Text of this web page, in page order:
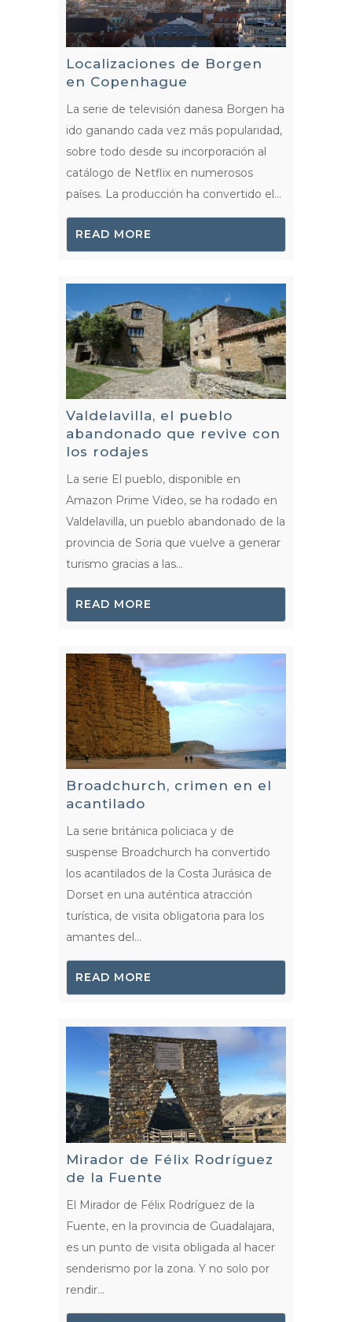
Localizaciones de Borgen
en Copenhague
La serie de televisión danesa Borgen ha
ido ganando cada vez más popularidad,
sobre todo desde su incorporación al
catálogo de Netflix en numerosos
países. La producción ha convertido el...
READ MORE
Valdelavilla, el pueblo
abandonado que revive con
los rodajes
La serie El pueblo, disponible en
Amazon Prime Video, se ha rodado en
Valdelavilla, un pueblo abandonado de la
provincia de Soria que vuelve a generar
turismo gracias a las...
READ MORE
Broadchurch, crimen en el
acantilado
La serie británica policiaca y de
suspense Broadchurch ha convertido
los acantilados de la Costa Jurásica de
Dorset en una auténtica atracción
turística, de visita obligatoria para los
amantes del...
READ MORE
Mirador de Félix Rodríguez
de la Fuente
El Mirador de Félix Rodríguez de la
Fuente, en la provincia de Guadalajara,
es un punto de visita obligada al hacer
senderismo por la zona. Y no solo por
rendir...